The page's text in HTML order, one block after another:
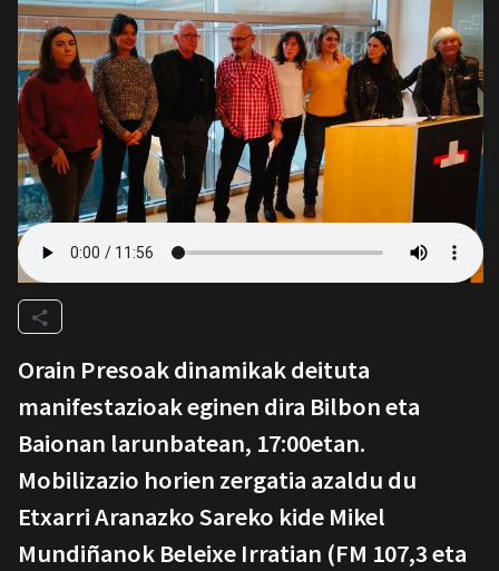
Orain Presoak dinamikak deituta
manifestazioak eginen dira Bilbon eta
Baionan larunbatean, 17:00etan.
Mobilizazio horien zergatia azaldu du
Etxarri Aranazko Sareko kide Mikel
Mundiñanok Beleixe Irratian (FM 107,3 eta